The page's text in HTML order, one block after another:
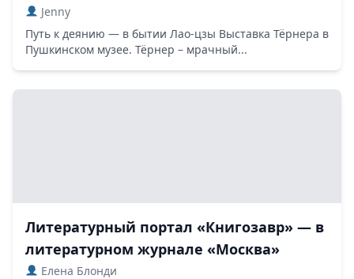
Jenny
Путь к деянию — в бытии Лао-цзы Выставка Тёрнера в
Пушкинском музее. Тёрнер – мрачный...
Литературный портал «Книгозавр» — в
литературном журнале «Москва»
Елена Блонди